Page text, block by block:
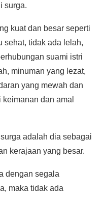
surga.
kuat dan besar seperti
sehat, tidak ada lelah,
suami istri
minuman yang lezat,
yang mewah dan
dan amal
adalah dia sebagai
kerajaan yang besar.
dengan segala
maka tidak ada